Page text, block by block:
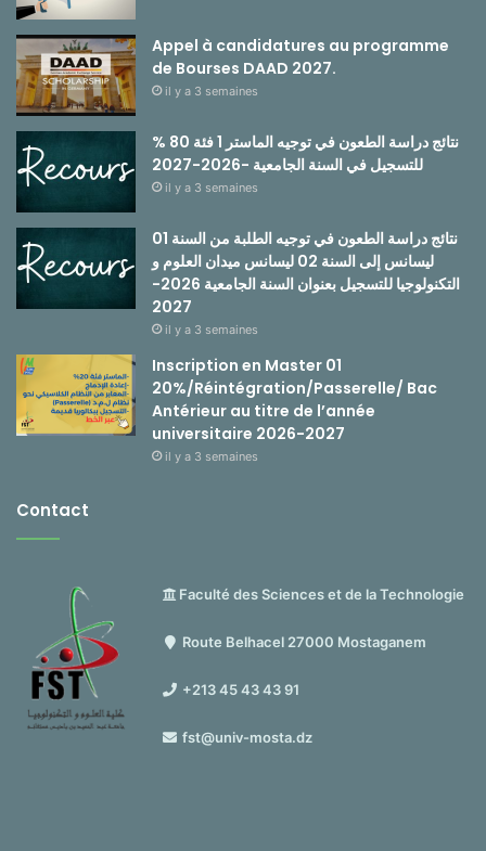
Appel à candidatures au programme
de Bourses DAAD 2027.
il y a 3 semaines
نتائج دراسة الطعون في توجيه الماستر 1 فئة 80 %
للتسجيل في السنة الجامعية -2026-2027
il y a 3 semaines
نتائج دراسة الطعون في توجيه الطلبة من السنة 01
ليسانس إلى السنة 02 ليسانس ميدان العلوم و
التكنولوجيا للتسجيل بعنوان السنة الجامعية 2026-
2027
il y a 3 semaines
Inscription en Master 01
20%/Réintégration/Passerelle/ Bac
Antérieur au titre de l’année
universitaire 2026-2027
il y a 3 semaines
Contact
Faculté des Sciences et de la Technologie
Route Belhacel 27000 Mostaganem
+213 45 43 43 91
fst@univ-mosta.dz